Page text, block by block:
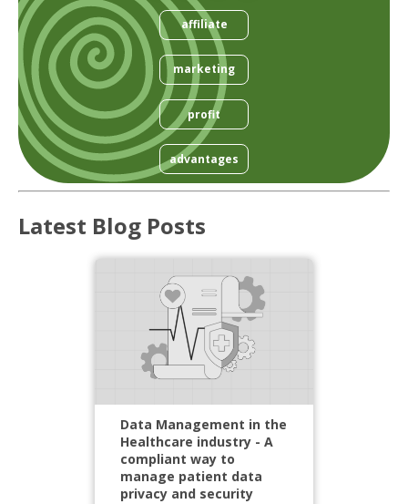
affiliate
marketing
profit
advantages
Latest Blog Posts
Data Management in the
Healthcare industry - A
compliant way to
manage patient data
privacy and security